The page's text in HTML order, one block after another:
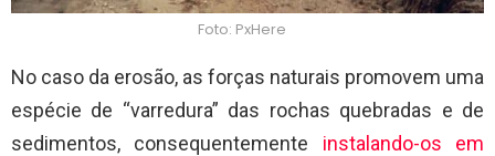
Foto: PxHere
No caso da erosão, as forças naturais promovem uma
espécie de “varredura” das rochas quebradas e de
sedimentos, consequentemente instalando-os em